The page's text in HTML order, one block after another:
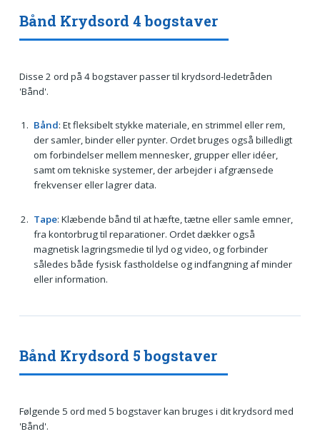
Bånd Krydsord 4 bogstaver
Disse 2 ord på 4 bogstaver passer til krydsord-ledetråden
'Bånd'.
Bånd: Et fleksibelt stykke materiale, en strimmel eller rem,
der samler, binder eller pynter. Ordet bruges også billedligt
om forbindelser mellem mennesker, grupper eller idéer,
samt om tekniske systemer, der arbejder i afgrænsede
frekvenser eller lagrer data.
Tape: Klæbende bånd til at hæfte, tætne eller samle emner,
fra kontorbrug til reparationer. Ordet dækker også
magnetisk lagringsmedie til lyd og video, og forbinder
således både fysisk fastholdelse og indfangning af minder
eller information.
Bånd Krydsord 5 bogstaver
Følgende 5 ord med 5 bogstaver kan bruges i dit krydsord med
'Bånd'.